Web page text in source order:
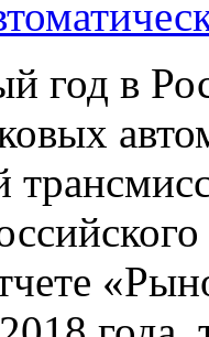
год в